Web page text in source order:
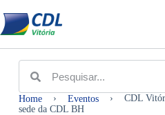
Home › Eventos ›
CDL
sede da CDL BH